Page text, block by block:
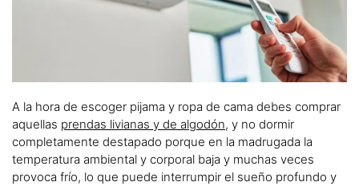
A la hora de escoger pijama y ropa de cama debes comprar
aquellas prendas livianas y de algodón, y no dormir
completamente destapado porque en la madrugada la
temperatura ambiental y corporal baja y muchas veces
provoca frío, lo que puede interrumpir el sueño profundo y